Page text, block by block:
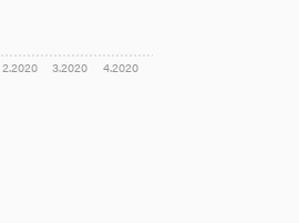
2.2020 3.2020 4.2020